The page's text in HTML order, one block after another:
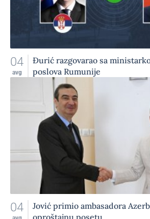
04
avg
Đurić razgovarao sa
poslova Rumunije
04
Jović primio ambasadora
oproštajnu posetu